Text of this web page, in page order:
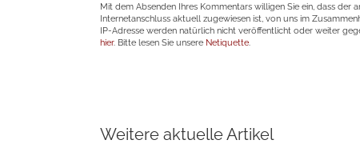
Mit dem Absenden Ihres Kommentars willigen Sie ein, dass der
Internetanschluss aktuell zugewiesen ist, von uns im
IP-Adresse werden natürlich nicht veröffentlicht oder weiter
hier. Bitte lesen Sie unsere Netiquette.
Weitere aktuelle Artikel